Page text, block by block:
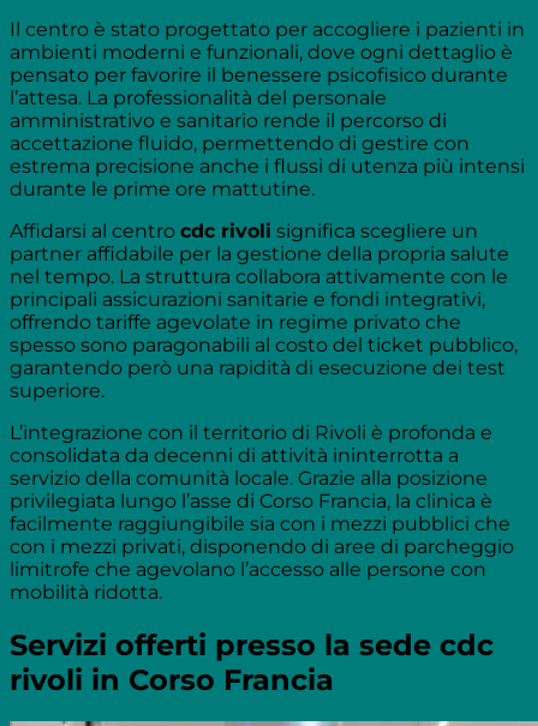
Il centro è stato progettato per accogliere i pazienti in
ambienti moderni e funzionali, dove ogni dettaglio è
pensato per favorire il benessere psicofisico durante
l’attesa. La professionalità del personale
amministrativo e sanitario rende il percorso di
accettazione fluido, permettendo di gestire con
estrema precisione anche i flussi di utenza più intensi
durante le prime ore mattutine.
Affidarsi al centro cdc rivoli significa scegliere un
partner affidabile per la gestione della propria salute
nel tempo. La struttura collabora attivamente con le
principali assicurazioni sanitarie e fondi integrativi,
offrendo tariffe agevolate in regime privato che
spesso sono paragonabili al costo del ticket pubblico,
garantendo però una rapidità di esecuzione dei test
superiore.
L’integrazione con il territorio di Rivoli è profonda e
consolidata da decenni di attività ininterrotta a
servizio della comunità locale. Grazie alla posizione
privilegiata lungo l’asse di Corso Francia, la clinica è
facilmente raggiungibile sia con i mezzi pubblici che
con i mezzi privati, disponendo di aree di parcheggio
limitrofe che agevolano l’accesso alle persone con
mobilità ridotta.
Servizi offerti presso la sede cdc
rivoli in Corso Francia